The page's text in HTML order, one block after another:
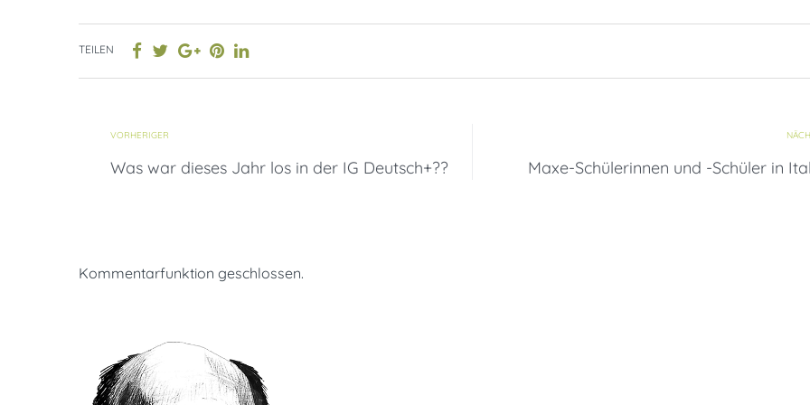
TEILEN
VORHERIGER
Was war dieses Jahr los in der IG Deutsch+?? Maxe-Schülerinnen und -Schüler in
Kommentarfunktion geschlossen.